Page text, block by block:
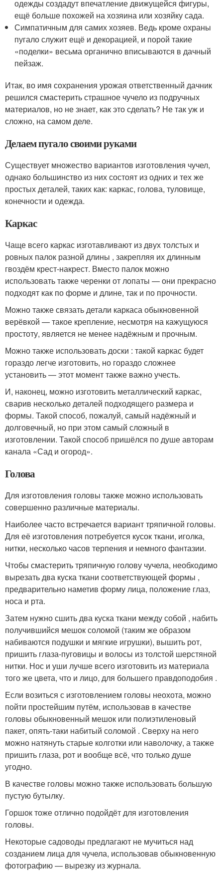
одежды создадут впечатление движущейся фигуры,
ещё больше похожей на хозяина или хозяйку сада.
Симпатичным для самих хозяев. Ведь кроме охраны
пугало служит ещё и декорацией, и порой такие
«поделки» весьма органично вписываются в дачный
пейзаж.
Итак, во имя сохранения урожая ответственный дачник
решился смастерить страшное чучело из подручных
материалов, но не знает, как это сделать? Не так уж и
сложно, на самом деле.
Делаем пугало своими руками
Существует множество вариантов изготовления чучел,
однако большинство из них состоят из одних и тех же
простых деталей, таких как: каркас, голова, туловище,
конечности и одежда.
Каркас
Чаще всего каркас изготавливают из двух толстых и
ровных палок разной длины , закрепляя их длинным
гвоздём крест-накрест. Вместо палок можно
использовать также черенки от лопаты — они прекрасно
подходят как по форме и длине, так и по прочности.
Можно также связать детали каркаса обыкновенной
верёвкой — такое крепление, несмотря на кажущуюся
простоту, является не менее надёжным и прочным.
Можно также использовать доски : такой каркас будет
гораздо легче изготовить, но гораздо сложнее
установить — этот момент также важно учесть.
И, наконец, можно изготовить металлический каркас,
сварив несколько деталей подходящего размера и
формы. Такой способ, пожалуй, самый надёжный и
долговечный, но при этом самый сложный в
изготовлении. Такой способ пришёлся по душе авторам
канала «Сад и огород».
Голова
Для изготовления головы также можно использовать
совершенно различные материалы.
Наиболее часто встречается вариант тряпичной головы.
Для её изготовления потребуется кусок ткани, иголка,
нитки, несколько часов терпения и немного фантазии.
Чтобы смастерить тряпичную голову чучела, необходимо
вырезать два куска ткани соответствующей формы ,
предварительно наметив форму лица, положение глаз,
носа и рта.
Затем нужно сшить два куска ткани между собой , набить
получившийся мешок соломой (таким же образом
набиваются подушки и мягкие игрушки), вышить рот,
пришить глаза-пуговицы и волосы из толстой шерстяной
нитки. Нос и уши лучше всего изготовить из материала
того же цвета, что и лицо, для большего правдоподобия .
Если возиться с изготовлением головы неохота, можно
пойти простейшим путём, использовав в качестве
головы обыкновенный мешок или полиэтиленовый
пакет, опять-таки набитый соломой . Сверху на него
можно натянуть старые колготки или наволочку, а также
пришить глаза, рот и вообще всё, что только душе
угодно.
В качестве головы можно также использовать большую
пустую бутылку.
Горшок тоже отлично подойдёт для изготовления
головы.
Некоторые садоводы предлагают не мучиться над
созданием лица для чучела, использовав обыкновенную
фотографию — вырезку из журнала.